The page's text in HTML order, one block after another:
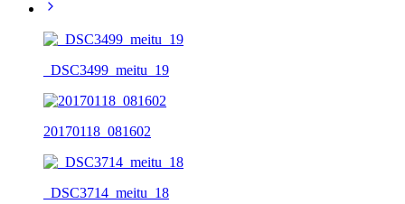
_DSC3499_meitu_19
20170118_081602
_DSC3714_meitu_18